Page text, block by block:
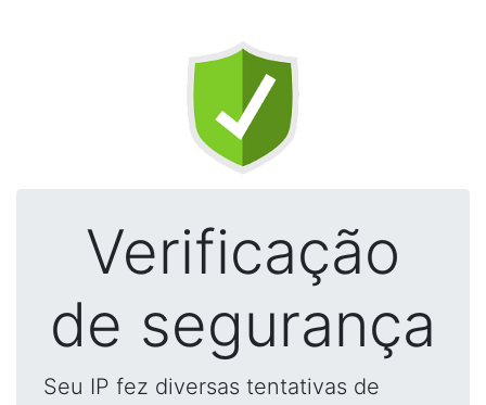
Verificação
de segurança
Seu IP fez diversas tentativas de